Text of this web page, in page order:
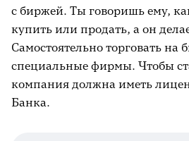
с биржей. Ты говоришь ему,
купить или продать, а он
Самостоятельно торговать на
специальные фирмы. Чтобы
компания должна иметь
Банка.